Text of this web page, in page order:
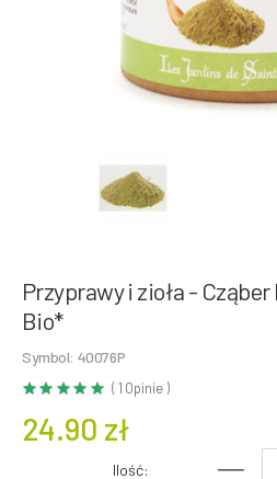
Przyprawy i zioła -
Bio*
Symbol: 40076P
( 1 Opinie )
24.90 zł
Ilość: